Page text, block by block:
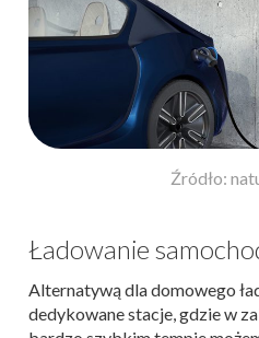
Źródło:
Ładowanie
Alternatywą dla domowego
dedykowane stacje, gdzie w